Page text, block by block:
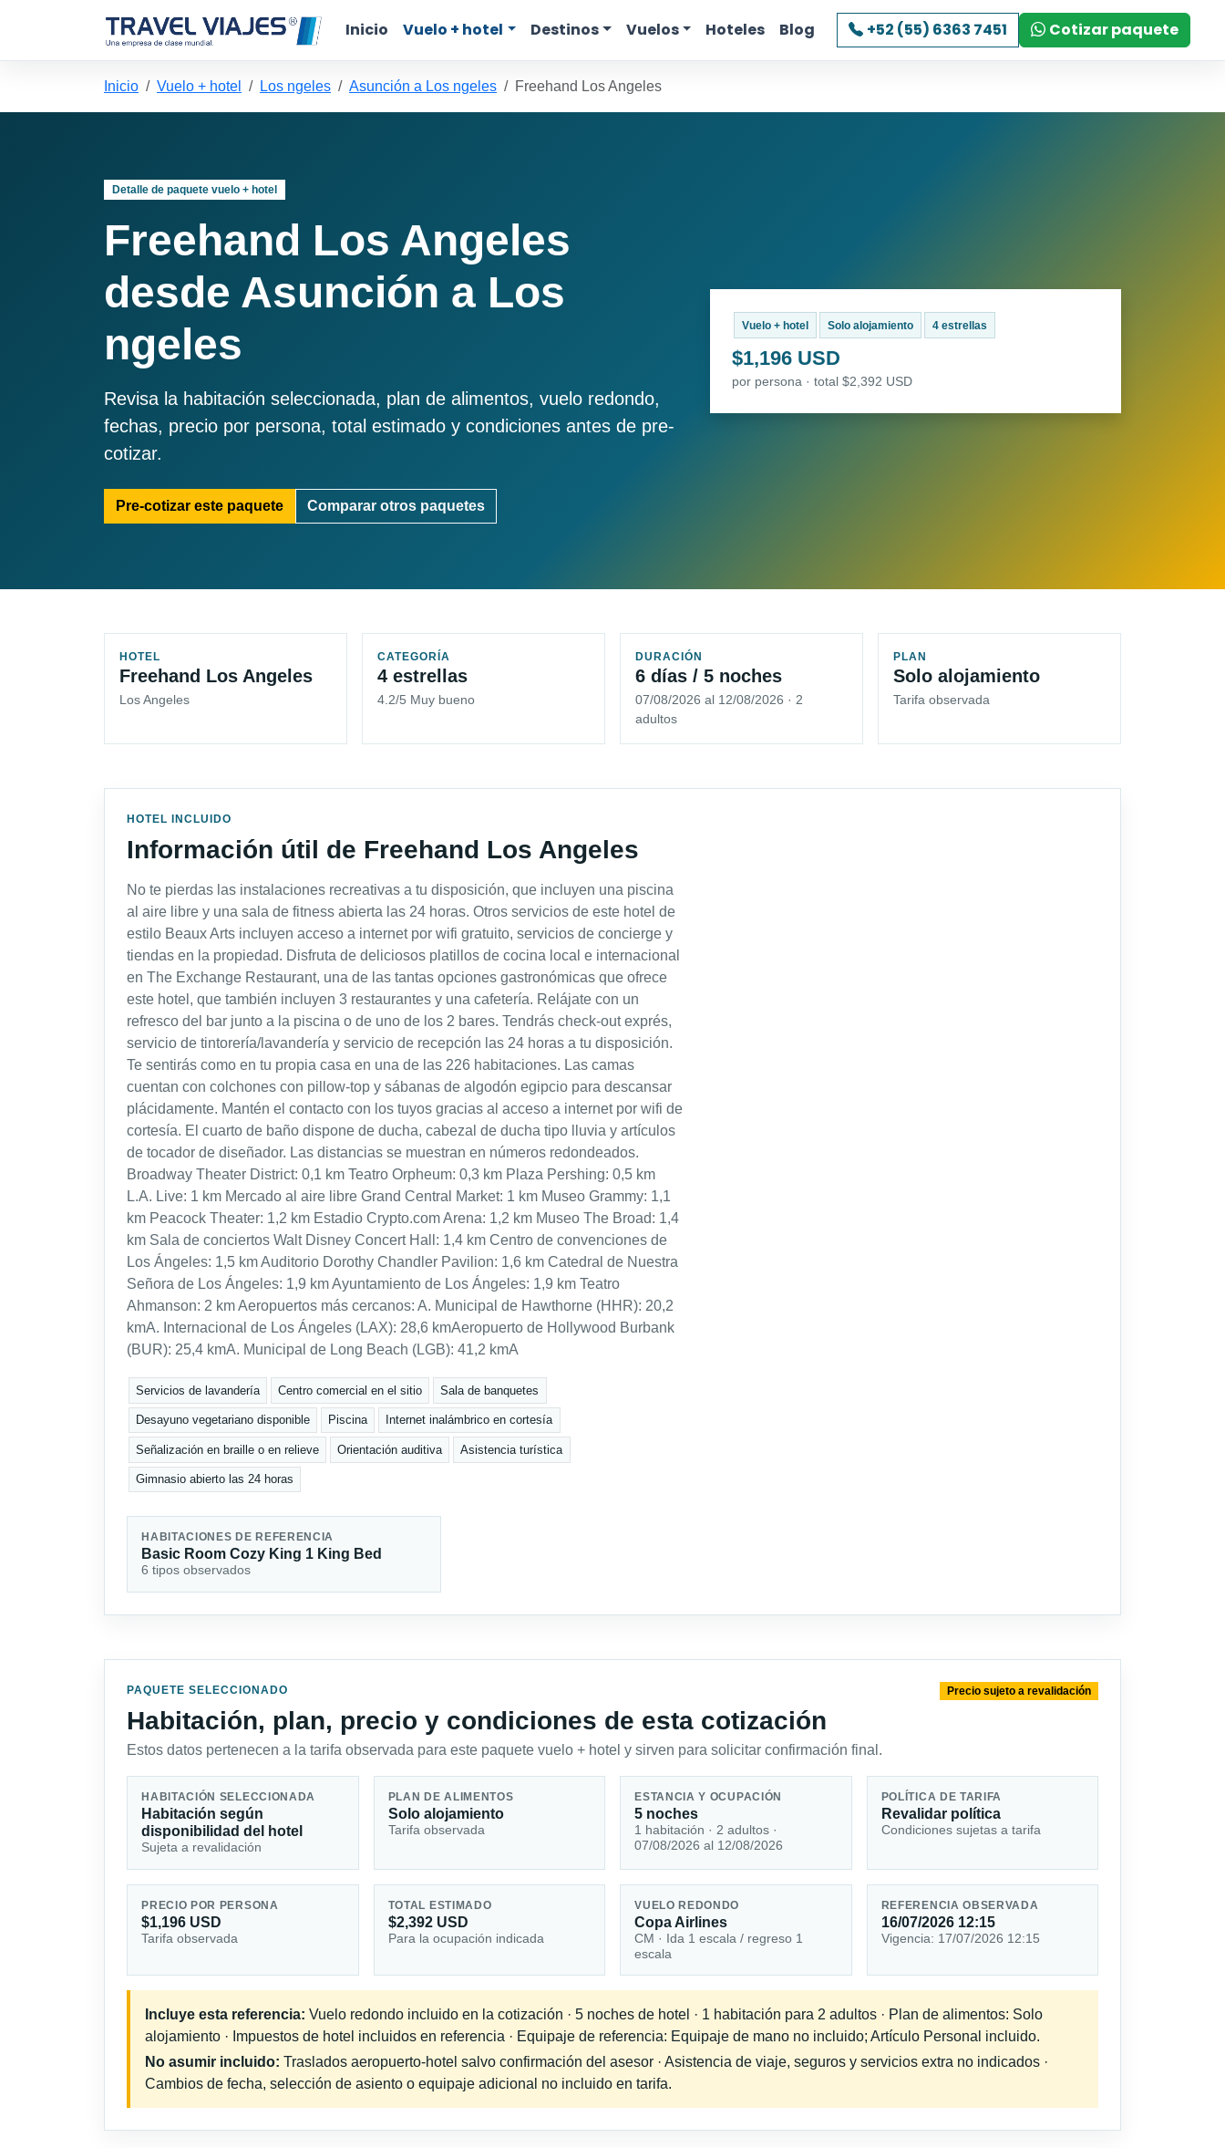
Inicio Vuelo + hotel Destinos Vuelos Hoteles Blog +52 (55) 6363 7451 Cotizar paquete
Inicio Vuelo + hotel Los ngeles Asunción a Los ngeles Freehand Los Angeles
Detalle de paquete vuelo + hotel
Freehand Los Angeles
desde Asunción a Los
ngeles
Revisa la habitación seleccionada, plan de alimentos, vuelo redondo,
fechas, precio por persona, total estimado y condiciones antes de pre-
cotizar.
Pre-cotizar este paquete Comparar otros paquetes
Vuelo + hotel Solo alojamiento 4 estrellas
$1,196 USD
por persona · total $2,392 USD
HOTEL
Freehand Los Angeles
Los Angeles
CATEGORÍA
4 estrellas
4.2/5 Muy bueno
DURACIÓN
6 días / 5 noches
07/08/2026 al 12/08/2026 · 2
adultos
PLAN
Solo alojamiento
Tarifa observada
HOTEL INCLUIDO
Información útil de Freehand Los Angeles
No te pierdas las instalaciones recreativas a tu disposición, que incluyen una piscina
al aire libre y una sala de fitness abierta las 24 horas. Otros servicios de este hotel de
estilo Beaux Arts incluyen acceso a internet por wifi gratuito, servicios de concierge y
tiendas en la propiedad. Disfruta de deliciosos platillos de cocina local e internacional
en The Exchange Restaurant, una de las tantas opciones gastronómicas que ofrece
este hotel, que también incluyen 3 restaurantes y una cafetería. Relájate con un
refresco del bar junto a la piscina o de uno de los 2 bares. Tendrás check-out exprés,
servicio de tintorería/lavandería y servicio de recepción las 24 horas a tu disposición.
Te sentirás como en tu propia casa en una de las 226 habitaciones. Las camas
cuentan con colchones con pillow-top y sábanas de algodón egipcio para descansar
plácidamente. Mantén el contacto con los tuyos gracias al acceso a internet por wifi de
cortesía. El cuarto de baño dispone de ducha, cabezal de ducha tipo lluvia y artículos
de tocador de diseñador. Las distancias se muestran en números redondeados.
Broadway Theater District: 0,1 km Teatro Orpheum: 0,3 km Plaza Pershing: 0,5 km
L.A. Live: 1 km Mercado al aire libre Grand Central Market: 1 km Museo Grammy: 1,1
km Peacock Theater: 1,2 km Estadio Crypto.com Arena: 1,2 km Museo The Broad: 1,4
km Sala de conciertos Walt Disney Concert Hall: 1,4 km Centro de convenciones de
Los Ángeles: 1,5 km Auditorio Dorothy Chandler Pavilion: 1,6 km Catedral de Nuestra
Señora de Los Ángeles: 1,9 km Ayuntamiento de Los Ángeles: 1,9 km Teatro
Ahmanson: 2 km Aeropuertos más cercanos: A. Municipal de Hawthorne (HHR): 20,2
kmA. Internacional de Los Ángeles (LAX): 28,6 kmAeropuerto de Hollywood Burbank
(BUR): 25,4 kmA. Municipal de Long Beach (LGB): 41,2 kmA
Servicios de lavandería Centro comercial en el sitio Sala de banquetes
Desayuno vegetariano disponible Piscina Internet inalámbrico en cortesía
Señalización en braille o en relieve Orientación auditiva Asistencia turística
Gimnasio abierto las 24 horas
HABITACIONES DE REFERENCIA
Basic Room Cozy King 1 King Bed
6 tipos observados
PAQUETE SELECCIONADO
Habitación, plan, precio y condiciones de esta cotización
Estos datos pertenecen a la tarifa observada para este paquete vuelo + hotel y sirven para solicitar confirmación final.
Precio sujeto a revalidación
HABITACIÓN SELECCIONADA
Habitación según
disponibilidad del hotel
Sujeta a revalidación
PLAN DE ALIMENTOS
Solo alojamiento
Tarifa observada
ESTANCIA Y OCUPACIÓN
5 noches
1 habitación · 2 adultos ·
07/08/2026 al 12/08/2026
POLÍTICA DE TARIFA
Revalidar política
Condiciones sujetas a tarifa
PRECIO POR PERSONA
$1,196 USD
Tarifa observada
TOTAL ESTIMADO
$2,392 USD
Para la ocupación indicada
VUELO REDONDO
Copa Airlines
CM · Ida 1 escala / regreso 1
escala
REFERENCIA OBSERVADA
16/07/2026 12:15
Vigencia: 17/07/2026 12:15
Incluye esta referencia: Vuelo redondo incluido en la cotización · 5 noches de hotel · 1 habitación para 2 adultos · Plan de alimentos: Solo
alojamiento · Impuestos de hotel incluidos en referencia · Equipaje de referencia: Equipaje de mano no incluido; Artículo Personal incluido.
No asumir incluido: Traslados aeropuerto-hotel salvo confirmación del asesor · Asistencia de viaje, seguros y servicios extra no indicados ·
Cambios de fecha, selección de asiento o equipaje adicional no incluido en tarifa.